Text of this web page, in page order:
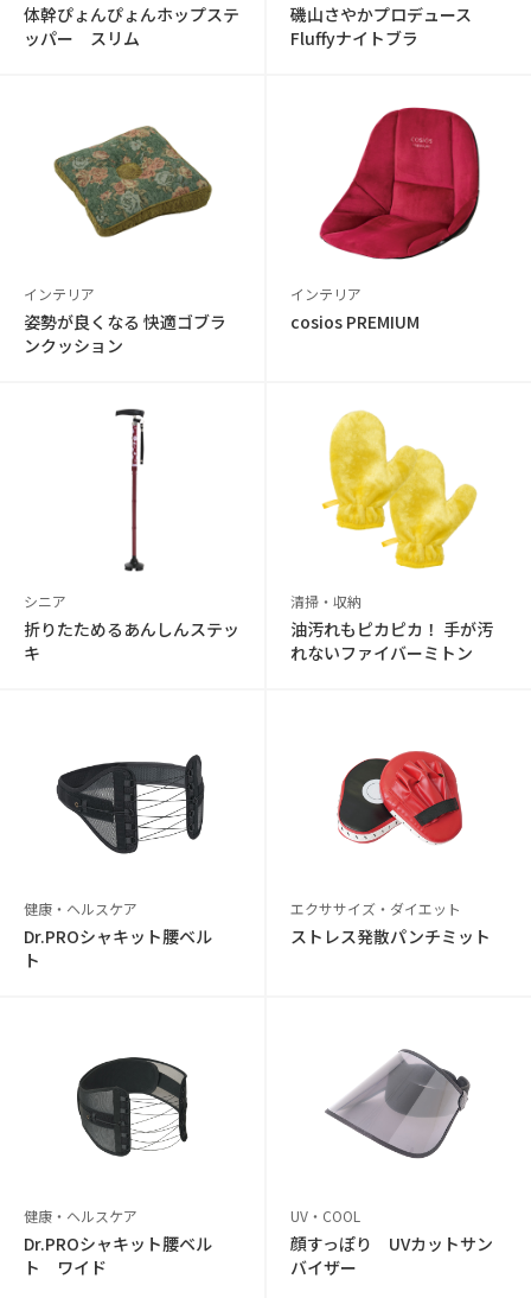
体幹ぴょんぴょんホップステ
ッパー スリム
磯山さやかプロデュース
Fluffyナイトブラ
インテリア
姿勢が良くなる 快適ゴブラ
ンクッション
インテリア
cosios PREMIUM
シニア
折りたためるあんしんステッ
キ
清掃・収納
油汚れもピカピカ！ 手が汚
れないファイバーミトン
健康・ヘルスケア
Dr.PROシャキット腰ベル
ト
エクササイズ・ダイエット
ストレス発散パンチミット
健康・ヘルスケア
Dr.PROシャキット腰ベル
ト ワイド
UV・COOL
顔すっぽり UVカットサン
バイザー